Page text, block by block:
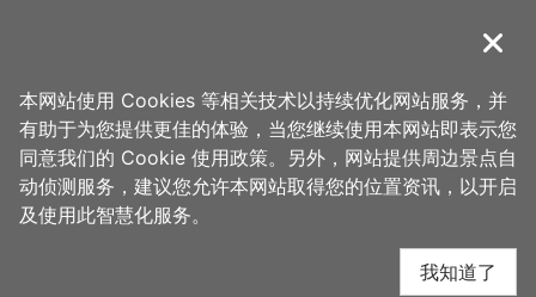
導覽
首页 > 想去的地方 > 美食、购物 > 手信坊
手信坊 周边住宿
关闭
本网站使用 Cookies 等相关技术以持续优化网站服务，并
有助于为您提供更佳的体验，当您继续使用本网站即表示您
同意我们的 Cookie 使用政策。另外，网站提供周边景点自
动侦测服务，建议您允许本网站取得您的位置资讯，以开启
及使用此智慧化服务。
我知道了